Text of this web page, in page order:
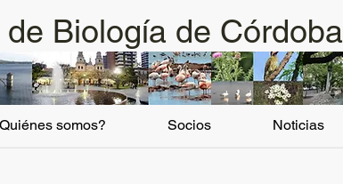
Biología de Córdoba
somos? Socios Noticias